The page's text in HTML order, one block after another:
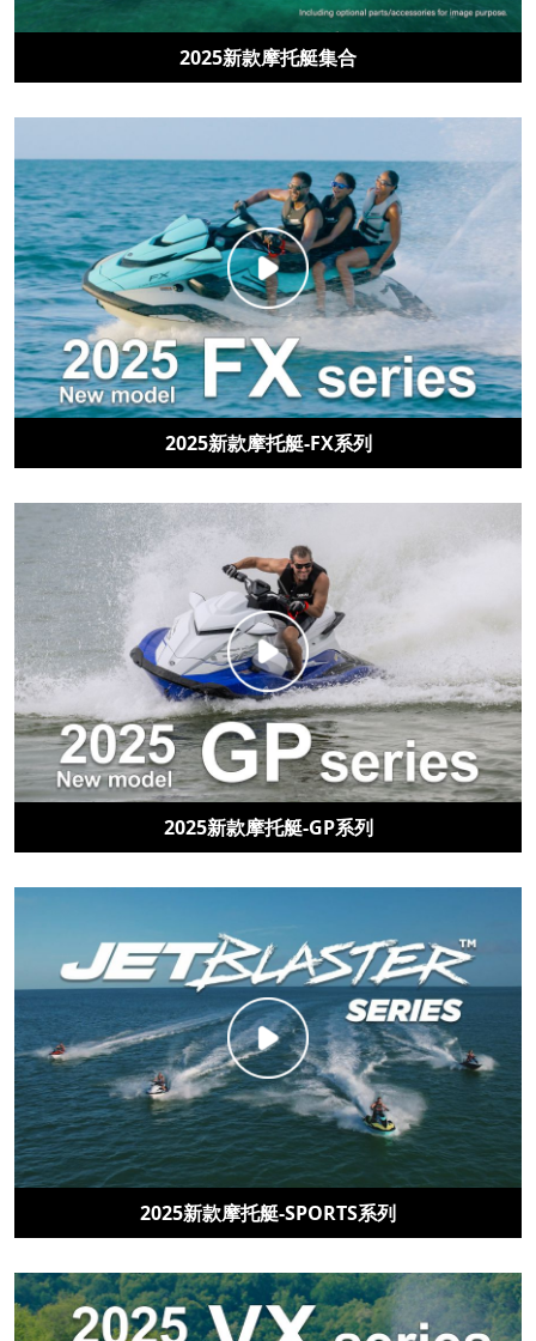
2025新款摩托艇集合
2025新款摩托艇-FX系列
2025新款摩托艇-GP系列
2025新款摩托艇-SPORTS系列